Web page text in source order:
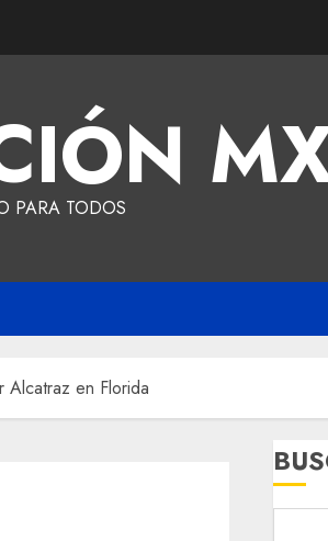
PARA TODOS
Alcatraz en Florida